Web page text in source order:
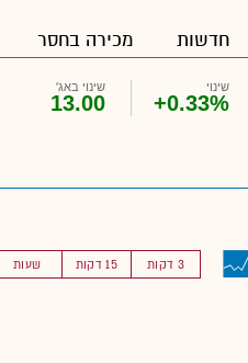
חדשות מכירה בחסר
שינוי
+0.33%
שינוי באג'
13.00
שעות 15 דקות 3 דקות